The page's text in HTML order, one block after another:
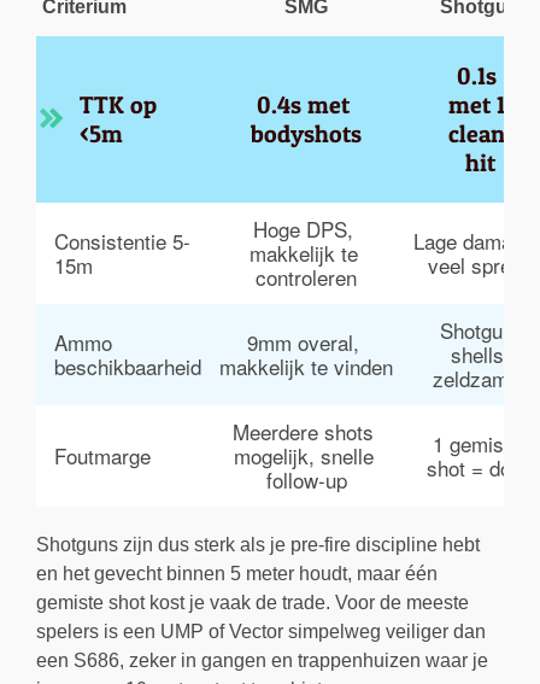
Criterium SMG Shotgun
TTK op
<5m
0.4s met
bodyshots
0.1s
met 1
clean
hit
Consistentie 5-
15m
Hoge DPS,
makkelijk te
controleren
Lage
veel spread
Ammo
beschikbaarheid
9mm overal,
makkelijk te vinden
Shotgun
shells
zeldzamer
Foutmarge
Meerdere shots
mogelijk, snelle
follow-up
1 gemiste
shot = dood
Shotguns zijn dus sterk als je pre-fire discipline hebt
en het gevecht binnen 5 meter houdt, maar één
gemiste shot kost je vaak de trade. Voor de meeste
spelers is een UMP of Vector simpelweg veiliger dan
een S686, zeker in gangen en trappenhuizen waar je